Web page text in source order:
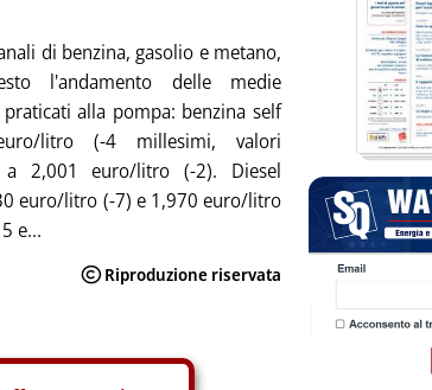
di benzina, gasolio e metano,
l'andamento delle medie
alla pompa: benzina self
litro (-4 millesimi, valori
a 2,001 euro/litro (-2). Diesel
euro/litro (-7) e 1,970 euro/litro
e...